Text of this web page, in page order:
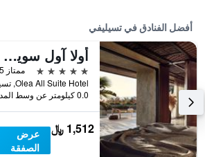
أفضل الفنادق في تسيليفي
أولا آول سويت هوتل، أميمبر أوف ديزاين هوتلز
5 نجوم
ممتاز 9.5
0.0 كيلومتر عن وسط المدينة
1,512 ﷼
عرض
الصفقة